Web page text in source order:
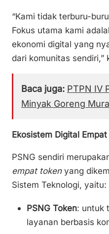
“Kami tidak terburu-
Fokus utama kami
ekonomi digital yang
dari komunitas sendiri,”
Baca juga: PTPN IV
Minyak Goreng
Ekosistem Digital
PSNG sendiri
empat tokenyang
Sistem Teknologi, yaitu:
PSNG Token: untuk
layanan berbasis